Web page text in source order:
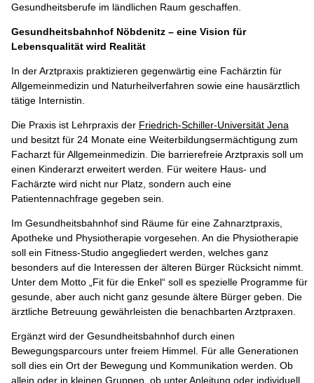
Gesundheitsberufe im ländlichen Raum geschaffen.
Gesundheitsbahnhof Nöbdenitz – eine Vision für
Lebensqualität wird Realität
In der Arztpraxis praktizieren gegenwärtig eine Fachärztin für
Allgemeinmedizin und Naturheilverfahren sowie eine hausärztlich
tätige Internistin.
Die Praxis ist Lehrpraxis der Friedrich-Schiller-Universität Jena
und besitzt für 24 Monate eine Weiterbildungsermächtigung zum
Facharzt für Allgemeinmedizin. Die barrierefreie Arztpraxis soll um
einen Kinderarzt erweitert werden. Für weitere Haus- und
Fachärzte wird nicht nur Platz, sondern auch eine
Patientennachfrage gegeben sein.
Im Gesundheitsbahnhof sind Räume für eine Zahnarztpraxis,
Apotheke und Physiotherapie vorgesehen. An die Physiotherapie
soll ein Fitness-Studio angegliedert werden, welches ganz
besonders auf die Interessen der älteren Bürger Rücksicht nimmt.
Unter dem Motto „Fit für die Enkel“ soll es spezielle Programme für
gesunde, aber auch nicht ganz gesunde ältere Bürger geben. Die
ärztliche Betreuung gewährleisten die benachbarten Arztpraxen.
Ergänzt wird der Gesundheitsbahnhof durch einen
Bewegungsparcours unter freiem Himmel. Für alle Generationen
soll dies ein Ort der Bewegung und Kommunikation werden. Ob
allein oder in kleinen Gruppen, ob unter Anleitung oder individuell